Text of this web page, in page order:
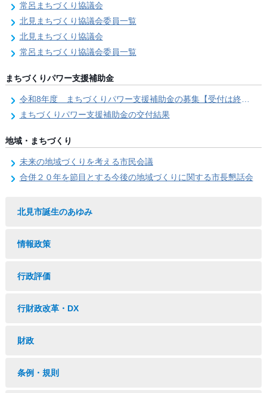
常呂まちづくり協議会
北見まちづくり協議会委員一覧
北見まちづくり協議会
常呂まちづくり協議会委員一覧
まちづくりパワー支援補助金
令和8年度 まちづくりパワー支援補助金の募集【受付は終了しました。】
まちづくりパワー支援補助金の交付結果
地域・まちづくり
未来の地域づくりを考える市民会議
合併２０年を節目とする今後の地域づくりに関する市長懇話会
北見市誕生のあゆみ
情報政策
行政評価
行財政改革・DX
財政
条例・規則